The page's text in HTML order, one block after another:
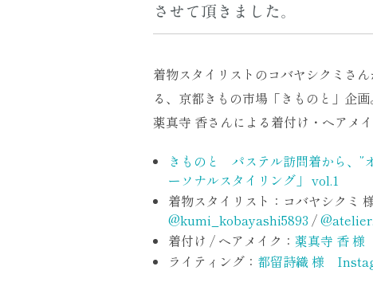
させて頂きました。
着物スタイリストのコバヤシクミさ
る、京都きもの市場「きものと」企画
薬真寺 香さんによる着付け・ヘアメ
きものと パステル訪問着から、”
ーソナルスタイリング」 vol.1
着物スタイリスト：コバヤシクミ
@kumi_kobayashi5893 /
着付け / ヘアメイク： 薬真寺 香
ライティング： 都留詩織 様